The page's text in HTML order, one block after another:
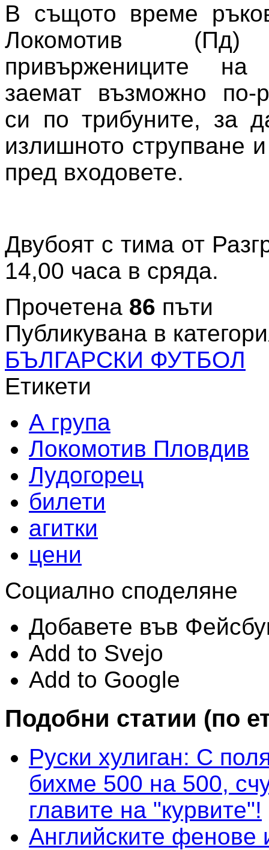
В същото време
Локомотив (Пд)
привържениците
заемат възможно по-
си по трибуните, за
излишното струпване
пред входовете.
Двубоят с тима от
14,00 часа в сряда.
Прочетена 86 пъти
Публикувана в
БЪЛГАРСКИ ФУТБОЛ
Етикети
А група
Локомотив Пловдив
Лудогорец
билети
агитки
цени
Социално споделяне
Добавете във
Add to Svejo
Add to Google
Подобни статии (по
Руски хулиган: С
бихме 500 на 500,
главите на "курвите"!
Английските фенове